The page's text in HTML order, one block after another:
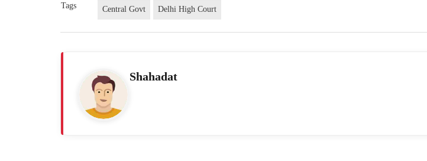
Tags Central Govt Delhi High Court
Shahadat